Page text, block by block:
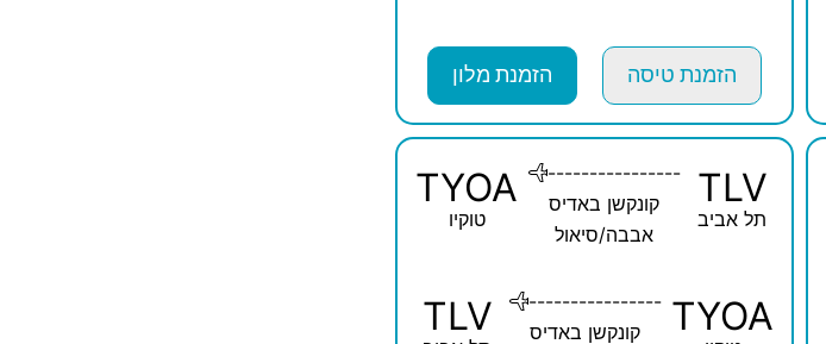
הזמנת טיסה הזמנת מלון
TLV
תל אביב
----------------
קונקשן באדיס
אבבה/סיאול
TYOA
טוקיו
TYOA
----------------
קונקשן באדיס
TLV